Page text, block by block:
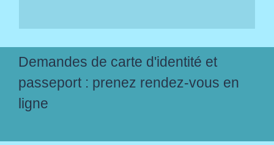
Demandes de carte d'identité et
passeport : prenez rendez-vous en
ligne